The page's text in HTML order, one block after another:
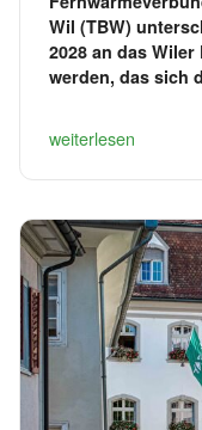
Wil (TBW)
2028 an das
werden, das sich
weiterlesen